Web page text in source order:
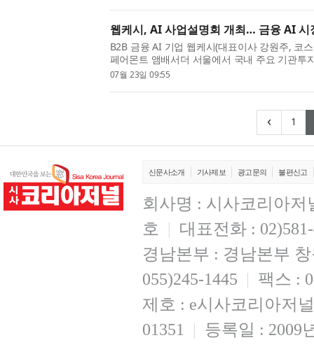
웹케시, AI 사업설명회 개최… 금융 AI 시
B2B 금융 AI 기업 웹케시(대표이사 강원주, 코
페어몬트 앰배서더 서울에서 국내 주요 기관투
개최하고, ‘5대 금융 AI 사업’ 전략과 성장 비전
07월 23일 09:55
‹ 1